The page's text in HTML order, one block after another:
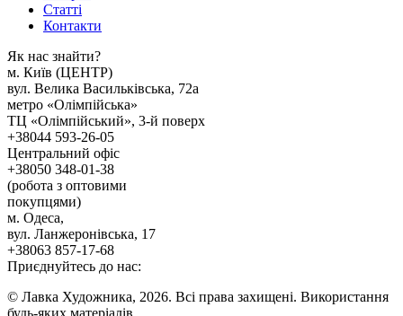
Статтi
Контакти
Як наc знайти?
м. Киïв (ЦЕНТР)
вул. Велика Васильківська, 72а
метро «Олімпійська»
ТЦ «Олімпійський», 3-й поверх
+38044 593-26-05
Центральний офіс
+38050 348-01-38
(робота з оптовими
покупцями)
м. Одеса,
вул. Ланжеронівська, 17
+38063 857-17-68
Приєднуйтесь до нас:
© Лавка Художника, 2026. Всі права захищені. Використання
будь-яких матеріалів,